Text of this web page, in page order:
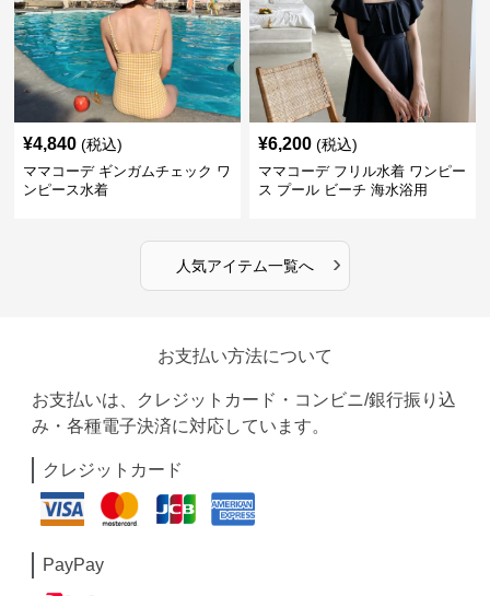
¥4,840 (税込)
ママコーデ ギンガムチェック ワ
ンピース水着
¥6,200 (税込)
ママコーデ フリル水着 ワンピー
ス プール ビーチ 海水浴用
人気アイテム一覧へ ›
お支払い方法について
お支払いは、クレジットカード・コンビニ/銀行振り込
み・各種電子決済に対応しています。
クレジットカード
PayPay